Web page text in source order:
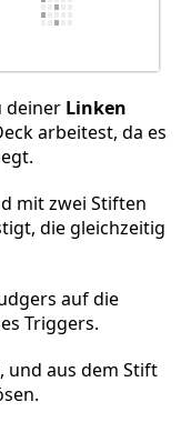
deiner Linken
arbeitest, da es
mit zwei Stiften
die gleichzeitig
auf die
Triggers.
und aus dem Stift